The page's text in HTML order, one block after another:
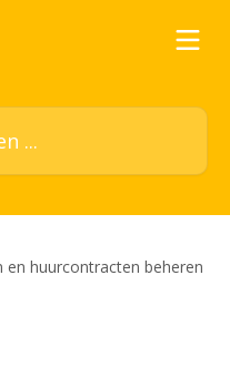
en huurcontracten beheren